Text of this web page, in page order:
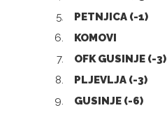
5.
PETNJICA (-1)
6.
KOMOVI
7.
OFK GUSINJE (-3)
8.
PLJEVLJA (-3)
9.
GUSINJE (-6)